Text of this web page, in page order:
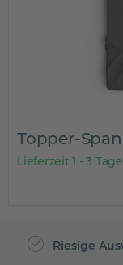
Topper-
Lieferzeit 1 - 3 Tage
Riesige